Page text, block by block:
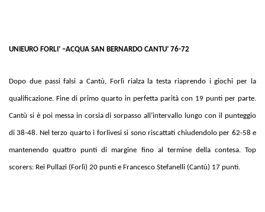
UNIEURO FORLI’ –ACQUA SAN BERNARDO CANTU’ 76-72
Dopo due passi falsi a Cantù, Forlì rialza la testa riaprendo i giochi per la
qualificazione. Fine di primo quarto in perfetta parità con 19 punti per parte.
Cantù si è poi messa in corsia di sorpasso all’intervallo lungo con il punteggio
di 38-48. Nel terzo quarto i forlivesi si sono riscattati chiudendolo per 62-58 e
mantenendo quattro punti di margine fino al termine della contesa. Top
scorers: Rei Pullazi (Forlì) 20 punti e Francesco Stefanelli (Cantù) 17 punti.